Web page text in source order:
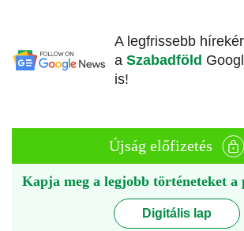
A legfrissebb
a Szabadföld
is!
Újság előfizetés
Kapja meg a legjobb történeteket a
Digitális lap